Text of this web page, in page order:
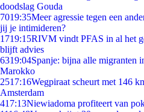
doodslag Gouda
7019:35Meer agressie tegen een
jij je intimideren?
1719:15RIVM vindt PFAS in al het
blijft advies
6319:04Spanje: bijna alle migranten
Marokko
2517:16Wegpiraat scheurt met 146
Amsterdam
417:13Niewiadoma profiteert van